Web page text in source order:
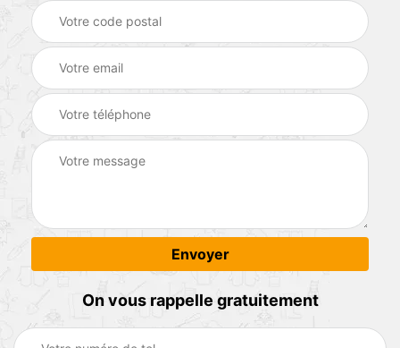
On vous rappelle gratuitement